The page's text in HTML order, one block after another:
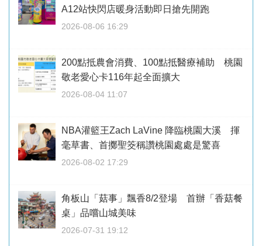
A12站快閃店暖身活動即日搶先開跑
2026-08-06 16:29
200點抵農會消費、100點抵醫療補助 桃園
敬老愛心卡116年起全面擴大
2026-08-04 11:07
NBA灌籃王Zach LaVine 降臨桃園大溪 揮
毫草書、首擲聖筊稱讚桃園處處是驚喜
2026-08-02 17:29
角板山「菇事」飄香8/2登場 首辦「香菇餐
桌」品嚐山城美味
2026-07-31 19:12